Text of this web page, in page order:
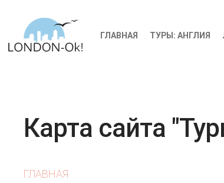
ГЛАВНАЯ ТУРЫ: АНГЛИЯ
Карта сайта
ГЛАВНАЯ